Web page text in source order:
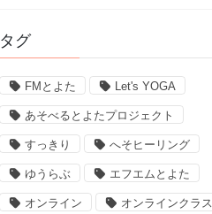
タグ
FMとよた Let's YOGA
あそべるとよたプロジェクト
すっきり へそヒーリング
ゆうらぶ エフエムとよた
オンライン オンラインクラス